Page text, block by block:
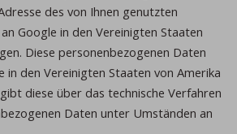
des von Ihnen genutzten
Google in den Vereinigten Staaten
Diese personenbezogenen Daten
in den Vereinigten Staaten von Amerika
diese über das technische Verfahren
Daten unter Umständen an